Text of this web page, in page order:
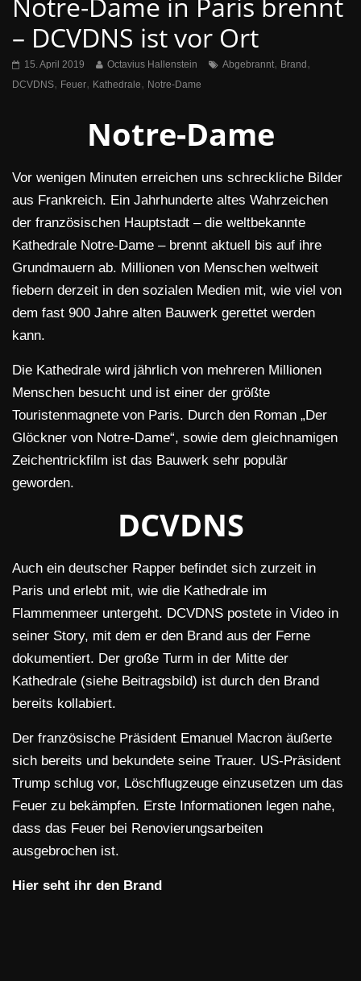
Notre-Dame in Paris brennt
– DCVDNS ist vor Ort
15. April 2019 Octavius Hallenstein Abgebrannt, Brand ,
DCVDNS, Feuer, Kathedrale, Notre-Dame
Notre-Dame
Vor wenigen Minuten erreichen uns schreckliche Bilder
aus Frankreich. Ein Jahrhunderte altes Wahrzeichen
der französischen Hauptstadt – die weltbekannte
Kathedrale Notre-Dame – brennt aktuell bis auf ihre
Grundmauern ab. Millionen von Menschen weltweit
fiebern derzeit in den sozialen Medien mit, wie viel von
dem fast 900 Jahre alten Bauwerk gerettet werden
kann.
Die Kathedrale wird jährlich von mehreren Millionen
Menschen besucht und ist einer der größte
Touristenmagnete von Paris. Durch den Roman „Der
Glöckner von Notre-Dame“, sowie dem gleichnamigen
Zeichentrickfilm ist das Bauwerk sehr populär
geworden.
DCVDNS
Auch ein deutscher Rapper befindet sich zurzeit in
Paris und erlebt mit, wie die Kathedrale im
Flammenmeer untergeht. DCVDNS postete in Video in
seiner Story, mit dem er den Brand aus der Ferne
dokumentiert. Der große Turm in der Mitte der
Kathedrale (siehe Beitragsbild) ist durch den Brand
bereits kollabiert.
Der französische Präsident Emanuel Macron äußerte
sich bereits und bekundete seine Trauer. US-Präsident
Trump schlug vor, Löschflugzeuge einzusetzen um das
Feuer zu bekämpfen. Erste Informationen legen nahe,
dass das Feuer bei Renovierungsarbeiten
ausgebrochen ist.
Hier seht ihr den Brand